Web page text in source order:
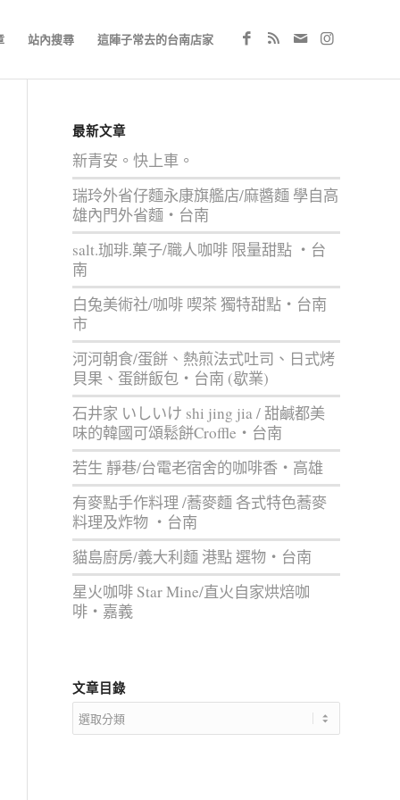
站內搜尋 這陣子常去的台南店家
最新文章
新青安。快上車。
瑞玲外省仔麵永康旗艦店/麻醬麵 學自高
雄內門外省麵‧台南
salt.珈琲.菓子/職人咖啡 限量甜點 ‧台
南
白兔美術社/咖啡 喫茶 獨特甜點‧台南
市
河河朝食/蛋餅、熱煎法式吐司、日式烤
貝果、蛋餅飯包‧台南 (歇業)
石井家 いしいけ shi jing jia / 甜鹹都美
味的韓國可頌鬆餅Croffle‧台南
若生 靜巷/台電老宿舍的咖啡香‧高雄
有麥點手作料理 /蕎麥麵 各式特色蕎麥
料理及炸物 ‧台南
貓島廚房/義大利麵 港點 選物‧台南
星火咖啡 Star Mine/直火自家烘焙咖
啡‧嘉義
文章目錄
文
章